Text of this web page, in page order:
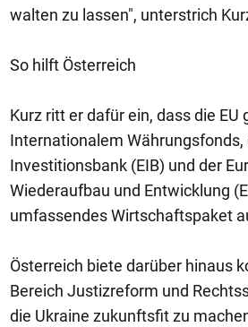
walten zu lassen", unterstrich
So hilft Österreich
Kurz ritt er dafür ein, dass die
Internationalem Währungsfonds,
Investitionsbank (EIB) und der
Wiederaufbau und Entwicklung
umfassendes Wirtschaftspaket
Österreich biete darüber hinaus
Bereich Justizreform und
die Ukraine zukunftsfit zu